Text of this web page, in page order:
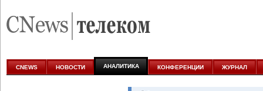
аналитике
CNEWS НОВОСТИ АНАЛИТИКА КОНФЕРЕНЦИИ ЖУРНАЛ